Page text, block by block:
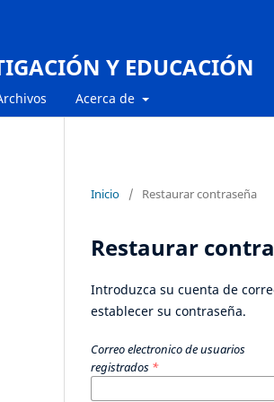
Y EDUCACIÓN
Acerca de
Inicio / Restaurar contraseña
Restaurar
Introduzca su cuenta de
establecer su contraseña.
Correo electronico de usuarios
registrados *